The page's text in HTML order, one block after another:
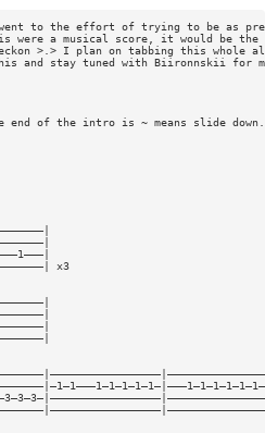
to the effort of trying to be as
a musical score, it would be the
>.> I plan on tabbing this whole
and stay tuned with Biironnskii for
end of the intro is ~ means slide down.
x3